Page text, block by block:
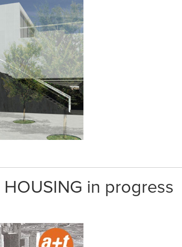
HOUSING in progress